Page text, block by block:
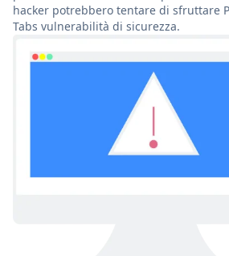
hacker potrebbero tentare di sfruttare
Tabs vulnerabilità di sicurezza.